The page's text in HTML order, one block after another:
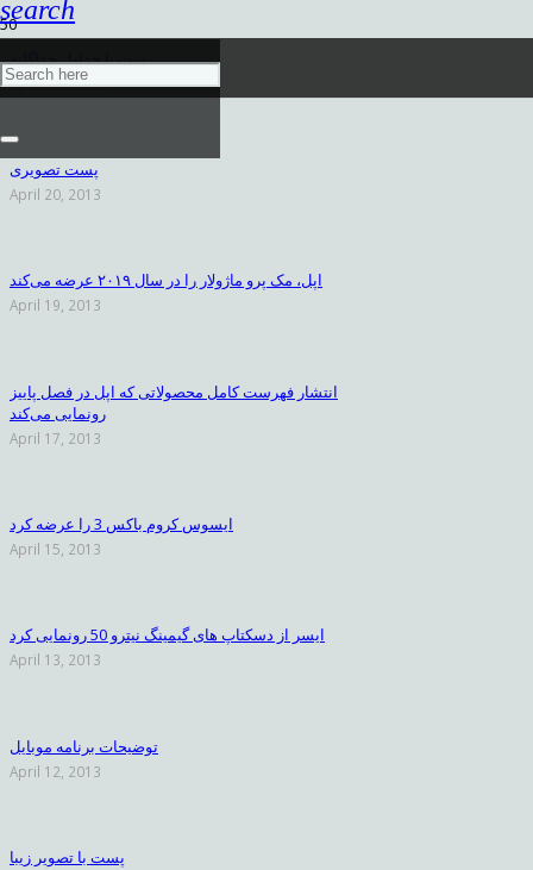
search
پست با جداول جداگانه
April 25, 2013
پست تصویری
April 20, 2013
اپل، مک پرو ماژولار را در سال ۲۰۱۹ عرضه می‌کند
April 19, 2013
انتشار فهرست کامل محصولاتی که اپل در فصل پاییز
رونمایی می‌کند
April 17, 2013
ایسوس کروم باکس 3 را عرضه کرد
April 15, 2013
ایسر از دسکتاپ های گیمینگ نیترو 50 رونمایی کرد
April 13, 2013
توضیحات برنامه موبایل
April 12, 2013
پست با تصویر زیبا